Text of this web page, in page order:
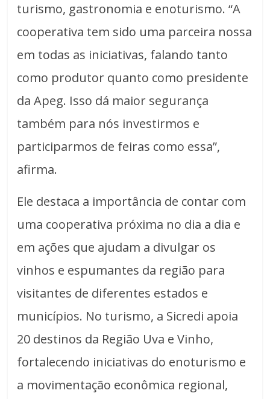
turismo, gastronomia e enoturismo. “A
cooperativa tem sido uma parceira nossa
em todas as iniciativas, falando tanto
como produtor quanto como presidente
da Apeg. Isso dá maior segurança
também para nós investirmos e
participarmos de feiras como essa”,
afirma.
Ele destaca a importância de contar com
uma cooperativa próxima no dia a dia e
em ações que ajudam a divulgar os
vinhos e espumantes da região para
visitantes de diferentes estados e
municípios. No turismo, a Sicredi apoia
20 destinos da Região Uva e Vinho,
fortalecendo iniciativas do enoturismo e
a movimentação econômica regional,